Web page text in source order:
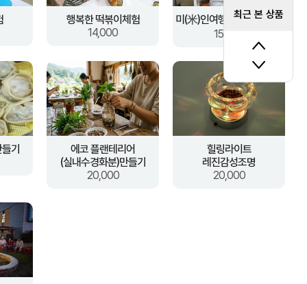
최근 본 상품
행복한 떡볶이체험
14,000
미(米)인여행 한지등만들기
15,000
기
에코 플랜테리어
(실내수경화분)만들기
20,000
힐링라이트
레진감성조명
20,000